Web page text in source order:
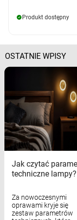
Produkt dostępny
OSTATNIE WPISY
Jak czytać
techniczne lampy?
Za nowoczesnymi
oprawami kryje się
zestaw parametrów